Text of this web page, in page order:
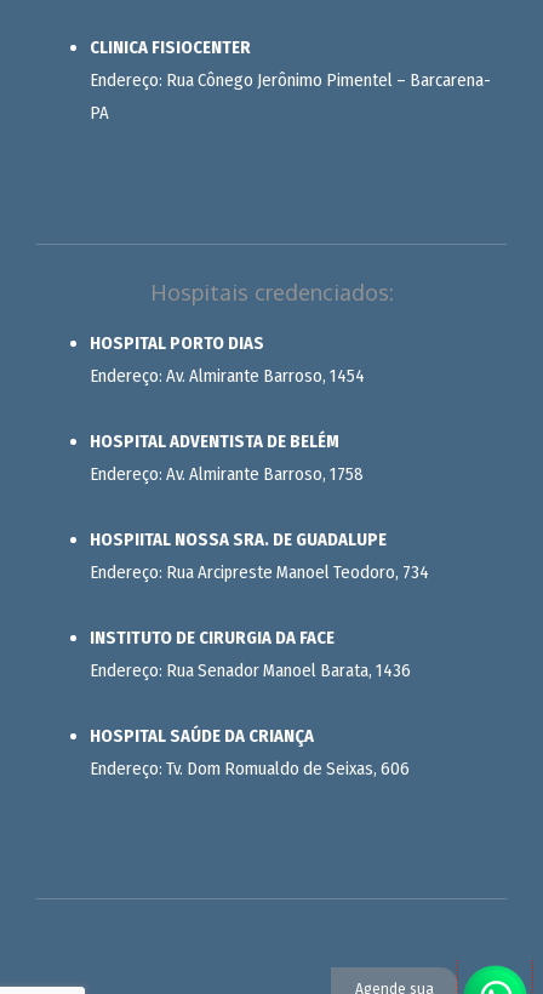
CLINICA FISIOCENTER
Endereço: Rua Cônego Jerônimo Pimentel – Barcarena-
PA
Hospitais credenciados:
HOSPITAL PORTO DIAS
Endereço: Av. Almirante Barroso, 1454
HOSPITAL ADVENTISTA DE BELÉM
Endereço: Av. Almirante Barroso, 1758
HOSPIITAL NOSSA SRA. DE GUADALUPE
Endereço: Rua Arcipreste Manoel Teodoro, 734
INSTITUTO DE CIRURGIA DA FACE
Endereço: Rua Senador Manoel Barata, 1436
HOSPITAL SAÚDE DA CRIANÇA
Endereço: Tv. Dom Romualdo de Seixas, 606
Agende sua